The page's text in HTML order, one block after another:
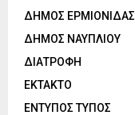
ΔΗΜΟΣ ΕΡΜΙΟΝΙΔΑΣ
ΔΗΜΟΣ ΝΑΥΠΛΙΟΥ
ΔΙΑΤΡΟΦΗ
ΕΚΤΑΚΤΟ
ΕΝΤΥΠΟΣ ΤΥΠΟΣ